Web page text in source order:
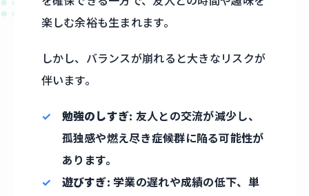
楽しむ余裕も生まれます。
しかし、バランスが崩れると大きなリスクが
伴います。
勉強のしすぎ: 友人との交流が減少し、
孤独感や燃え尽き症候群に陥る可能性が
あります。
遊びすぎ: 学業の遅れや成績の低下、単